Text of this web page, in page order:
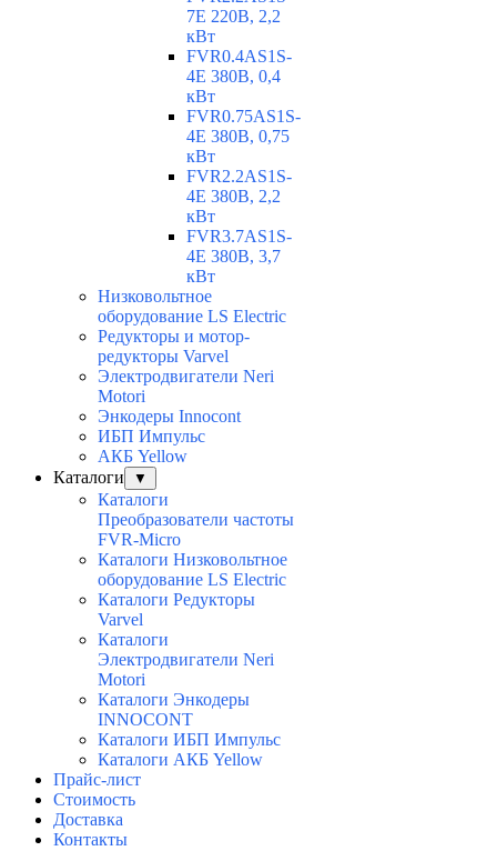
7E 220В, 2,2
кВт
FVR0.4AS1S-
4E 380В, 0,4
кВт
FVR0.75AS1S-
4E 380В, 0,75
кВт
FVR2.2AS1S-
4E 380В, 2,2
кВт
FVR3.7AS1S-
4E 380В, 3,7
кВт
Низковольтное
оборудование LS Electric
Редукторы и мотор-
редукторы Varvel
Электродвигатели Neri
Motori
Энкодеры Innocont
ИБП Импульс
АКБ Yellow
Каталоги
▼
Каталоги
Преобразователи частоты
FVR-Micro
Каталоги Низковольтное
оборудование LS Electric
Каталоги Редукторы
Varvel
Каталоги
Электродвигатели Neri
Motori
Каталоги Энкодеры
INNOCONT
Каталоги ИБП Импульс
Каталоги АКБ Yellow
Прайс-лист
Стоимость
Доставка
Контакты